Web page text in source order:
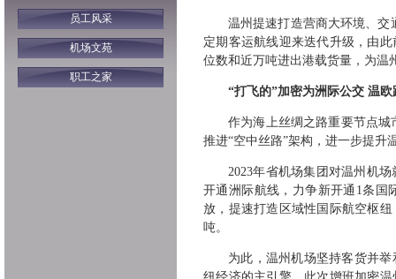
员工风采
机场文苑
职工之家
温州提速打造营商大环境、交
定期客运航线迎来迭代升级，由
位数和近万吨进出港载货量，为温
“打飞的”加密为洲际公交 温
作为海上丝绸之路重要节点城
推进“空中丝路”架构，进一步提升
2023年省机场集团对温州机
开通洲际航线，力争新开通1条国
放，提速打造区域性国际航空枢
吨。
为此，温州机场坚持客货并